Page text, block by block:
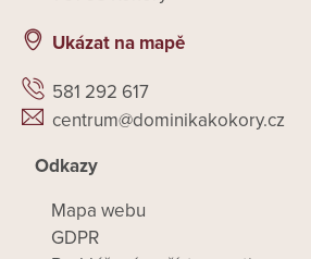
Ukázat na mapě
581 292 617
centrum@dominikakokory.cz
Odkazy
Mapa webu
GDPR